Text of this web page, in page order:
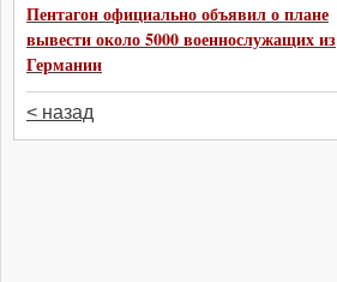
Пентагон официально объявил о плане
вывести около 5000 военнослужащих из
Германии
< назад